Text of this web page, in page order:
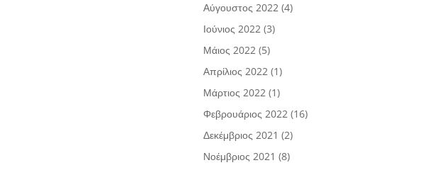
Αύγουστος 2022 (4)
Ιούνιος 2022 (3)
Μάιος 2022 (5)
Απρίλιος 2022 (1)
Μάρτιος 2022 (1)
Φεβρουάριος 2022 (16)
Δεκέμβριος 2021 (2)
Νοέμβριος 2021 (8)